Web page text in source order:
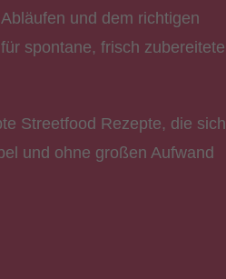
und dem richtigen
spontane, frisch zubereitete
Streetfood Rezepte, die sich
und ohne großen Aufwand